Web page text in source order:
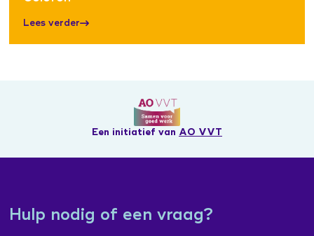
Lees verder
Een initiatief van AO VVT
Hulp nodig of een vraag?